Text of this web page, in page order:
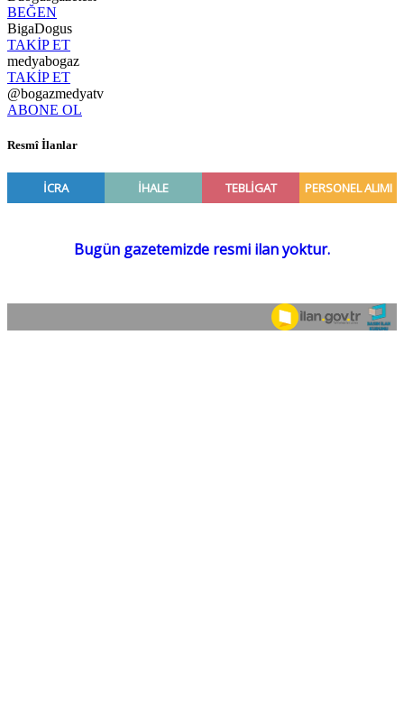
BEĞEN
BigaDogus
TAKİP ET
medyabogaz
TAKİP ET
@bogazmedyatv
ABONE OL
Resmî İlanlar